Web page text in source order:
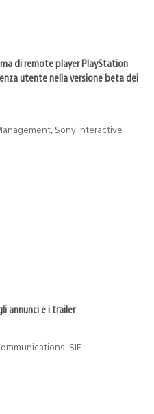
di remote player PlayStation
utente nella versione beta dei
Sony Interactive
annunci e i trailer
SIE